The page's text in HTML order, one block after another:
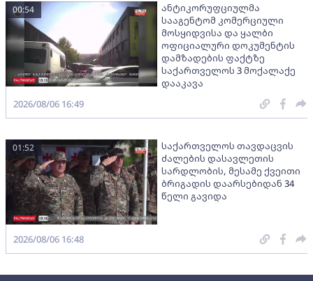
ანტიკორუფციულმა
სააგენტომ კომერციული
მოსყიდვისა და ყალბი
ოფიციალური დოკუმენტის
დამზადების ფაქტზე
საქართველოს 3 მოქალაქე
დააკავა
00:54
2026/08/06 16:49
საქართველოს თავდაცვის
ძალების დასავლეთის
სარდლობის, მესამე ქვეითი
ბრიგადის დაარსებიდან 34
წელი გავიდა
01:52
2026/08/06 16:48